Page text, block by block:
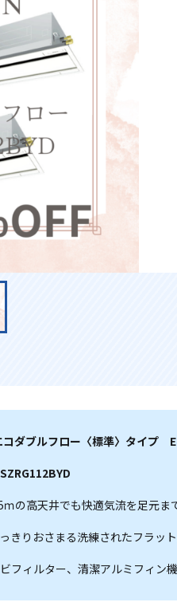
ダブルフロー〈標準〉タイプ
の高天井でも快適気流を足元ま
きりおさまる洗練されたフラット
フィルター、清潔アルミフィン機